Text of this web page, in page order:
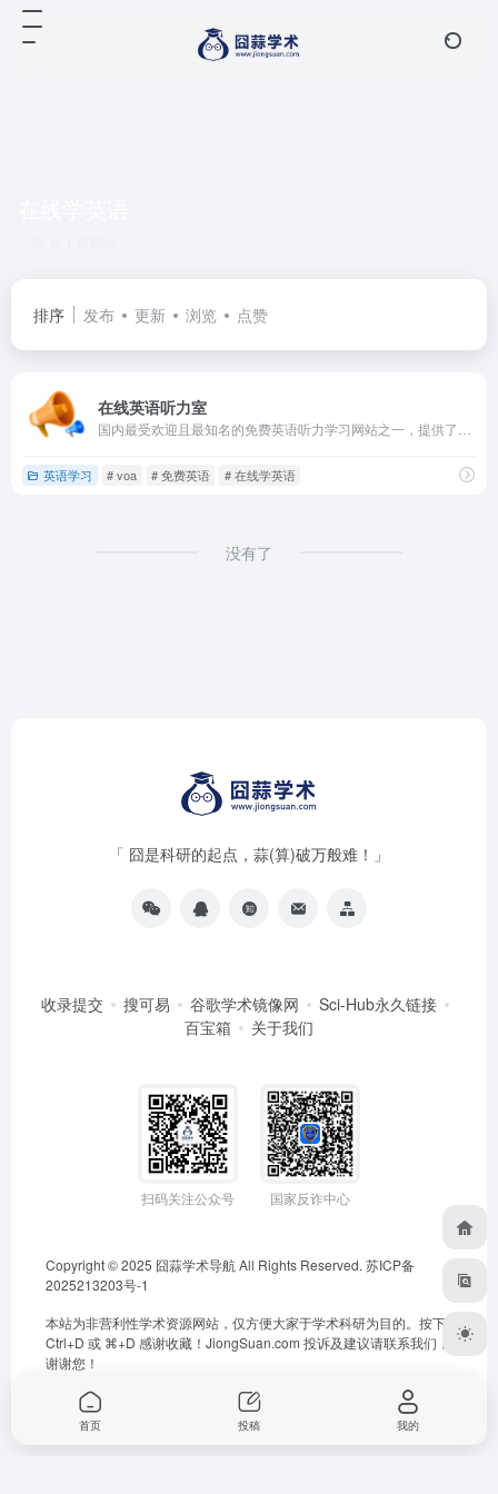
排序 发布 更新 浏览 点赞
在线英语听力室
英语学习 # voa # 免费英语 # 在线学英语
没有了
「 囧是科研的起点，蒜(算)破万般难！」
收录提交 搜可易 谷歌学术镜像网
Sci-Hub永久链接
百宝箱
关于我们
扫码关注公众号 国家反诈中心
Copyright © 2025 囧蒜学术导航All Rights Reserved. 苏ICP备
2025213203号-1
本站为非营利性学术资源网站，仅方便大家于学术科研为目的。按下
Ctrl+D 或 ⌘+D 感谢收藏！ JiongSuan.com 投诉及建议请联系我们，
谢谢您！
首页 投稿 我的